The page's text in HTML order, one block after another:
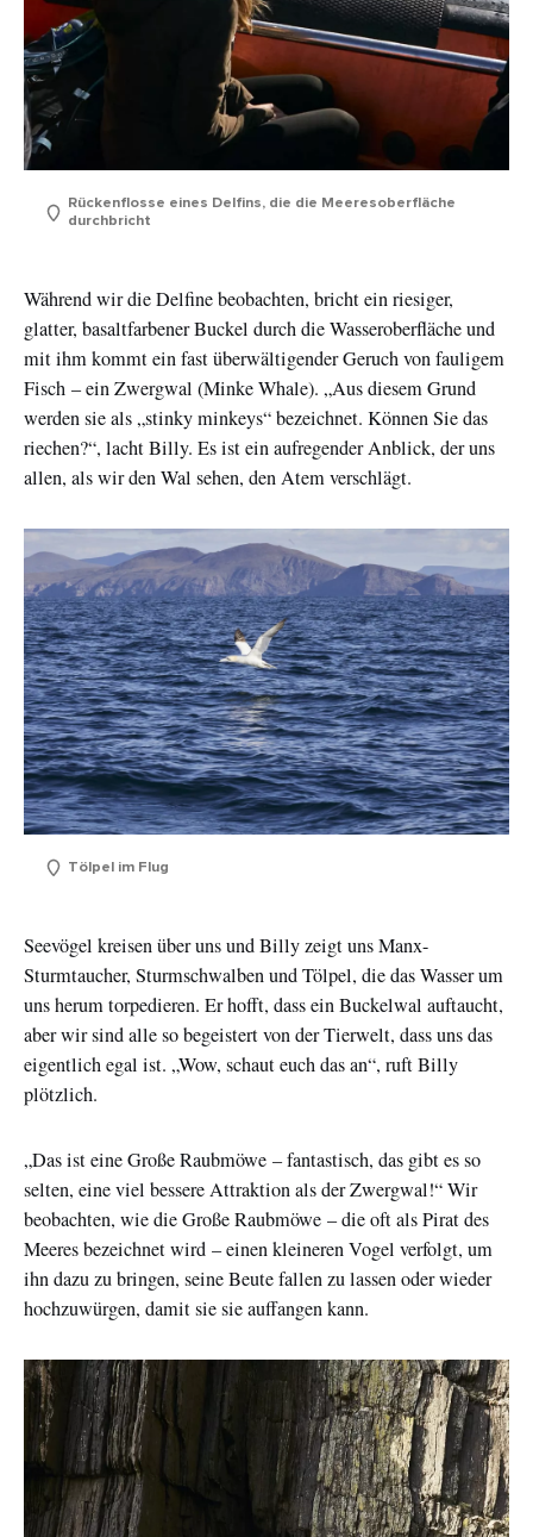
Rückenflosse eines Delfins, die die Meeresoberfläche
durchbricht
Während wir die Delfine beobachten, bricht ein riesiger,
glatter, basaltfarbener Buckel durch die Wasseroberfläche und
mit ihm kommt ein fast überwältigender Geruch von fauligem
Fisch – ein Zwergwal (Minke Whale). „Aus diesem Grund
werden sie als „stinky minkeys“ bezeichnet. Können Sie das
riechen?“, lacht Billy. Es ist ein aufregender Anblick, der uns
allen, als wir den Wal sehen, den Atem verschlägt.
Tölpel im Flug
Seevögel kreisen über uns und Billy zeigt uns Manx-
Sturmtaucher, Sturmschwalben und Tölpel, die das Wasser um
uns herum torpedieren. Er hofft, dass ein Buckelwal auftaucht,
aber wir sind alle so begeistert von der Tierwelt, dass uns das
eigentlich egal ist. „Wow, schaut euch das an“, ruft Billy
plötzlich.
„Das ist eine Große Raubmöwe – fantastisch, das gibt es so
selten, eine viel bessere Attraktion als der Zwergwal!“ Wir
beobachten, wie die Große Raubmöwe – die oft als Pirat des
Meeres bezeichnet wird – einen kleineren Vogel verfolgt, um
ihn dazu zu bringen, seine Beute fallen zu lassen oder wieder
hochzuwürgen, damit sie sie auffangen kann.